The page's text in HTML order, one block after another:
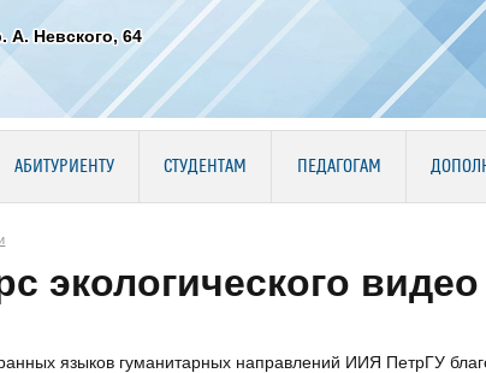
А. Невского, 64
АБИТУРИЕНТУ СТУДЕНТАМ ПЕДАГОГАМ
экологического
языков гуманитарных направлений ИИЯ ПетрГУ